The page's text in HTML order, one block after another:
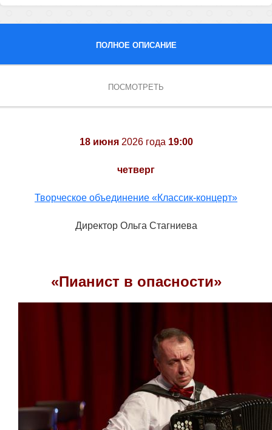
ПОЛНОЕ ОПИСАНИЕ
ПОСМОТРЕТЬ
18 июня2026 года 19:00
четверг
Творческое объединение «Классик-концерт»
Директор Ольга Стагниева
«Пианист в опасности»